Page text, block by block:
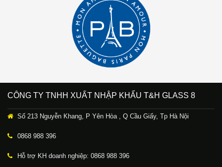
CÔNG TY TNHH XUẤT NHẬP KHẨU T&H GLASS 8
Số 213 Nguyễn Khang, P Yên Hòa , Q Cầu Giấy, Tp Hà Nội
0868 988 396
Hỗ trợ KH doanh nghiệp: 0868 988 396